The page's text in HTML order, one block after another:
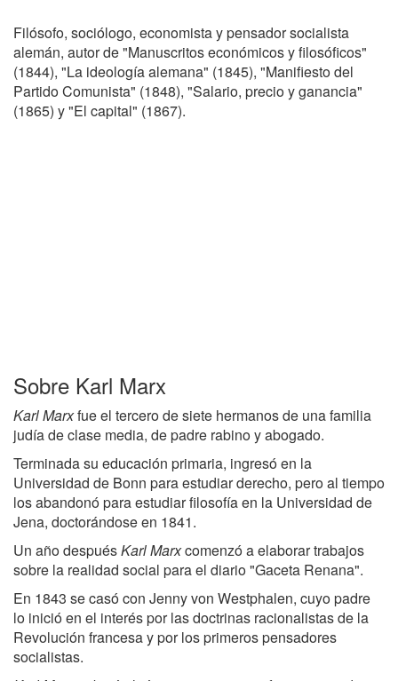
Filósofo, sociólogo, economista y pensador socialista
alemán, autor de "Manuscritos económicos y filosóficos"
(1844), "La ideología alemana" (1845), "Manifiesto del
Partido Comunista" (1848), "Salario, precio y ganancia"
(1865) y "El capital" (1867).
Sobre Karl Marx
Karl Marxfue el tercero de siete hermanos de una familia
judía de clase media, de padre rabino y abogado.
Terminada su educación primaria, ingresó en la
Universidad de Bonn para estudiar derecho, pero al tiempo
los abandonó para estudiar filosofía en la Universidad de
Jena, doctorándose en 1841.
Un año despuésKarl Marxcomenzó a elaborar trabajos
sobre la realidad social para el diario "Gaceta Renana".
En 1843 se casó con Jenny von Westphalen, cuyo padre
lo inició en el interés por las doctrinas racionalistas de la
Revolución francesa y por los primeros pensadores
socialistas.